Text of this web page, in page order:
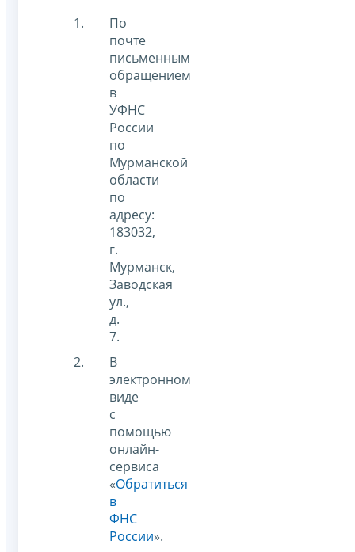
По
почте
письменным
обращением
в
УФНС
России
по
Мурманской
области
по
адресу:
183032,
г.
Мурманск,
Заводская
ул.,
д.
7.
В
электронном
виде
с
помощью
онлайн-
сервиса
«Обратиться
в
ФНС
России».